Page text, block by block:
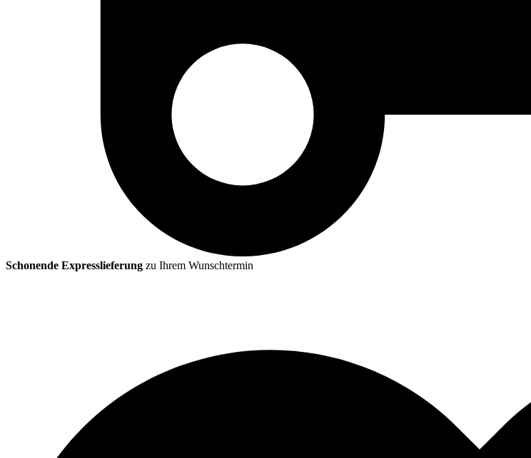
Schonende Expresslieferung zu Ihrem Wunschtermin